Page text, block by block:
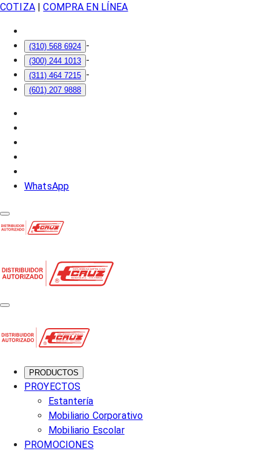
COTIZA| COMPRA EN LÍNEA
(310) 568 6924 -
(300) 244 1013 -
(311) 464 7215 -
(601) 207 9888
WhatsApp
PRODUCTOS
PROYECTOS
Estantería
Mobiliario Corporativo
Mobiliario Escolar
PROMOCIONES